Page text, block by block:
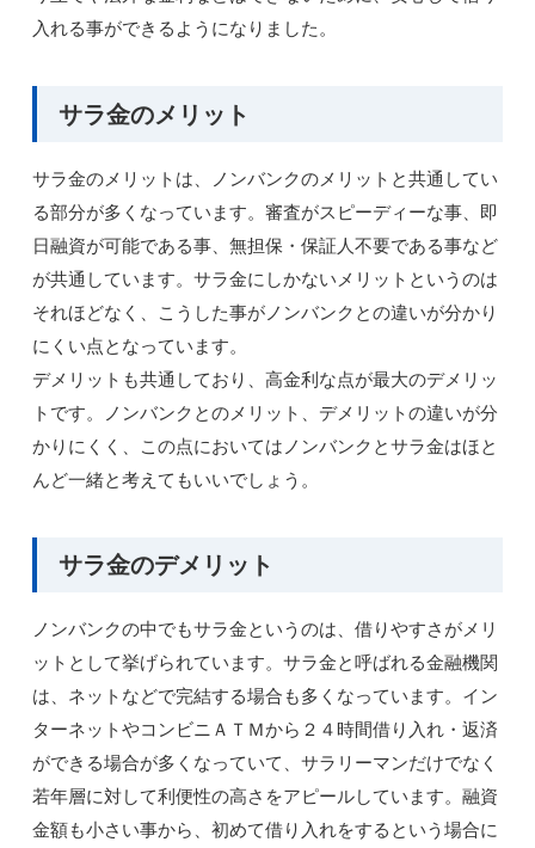
入れる事ができるようになりました。
サラ金のメリット
サラ金のメリットは、ノンバンクのメリットと共通してい
る部分が多くなっています。審査がスピーディーな事、即
日融資が可能である事、無担保・保証人不要である事など
が共通しています。サラ金にしかないメリットというのは
それほどなく、こうした事がノンバンクとの違いが分かり
にくい点となっています。
デメリットも共通しており、高金利な点が最大のデメリッ
トです。ノンバンクとのメリット、デメリットの違いが分
かりにくく、この点においてはノンバンクとサラ金はほと
んど一緒と考えてもいいでしょう。
サラ金のデメリット
ノンバンクの中でもサラ金というのは、借りやすさがメリ
ットとして挙げられています。サラ金と呼ばれる金融機関
は、ネットなどで完結する場合も多くなっています。イン
ターネットやコンビニＡＴＭから２４時間借り入れ・返済
ができる場合が多くなっていて、サラリーマンだけでなく
若年層に対して利便性の高さをアピールしています。融資
金額も小さい事から、初めて借り入れをするという場合に